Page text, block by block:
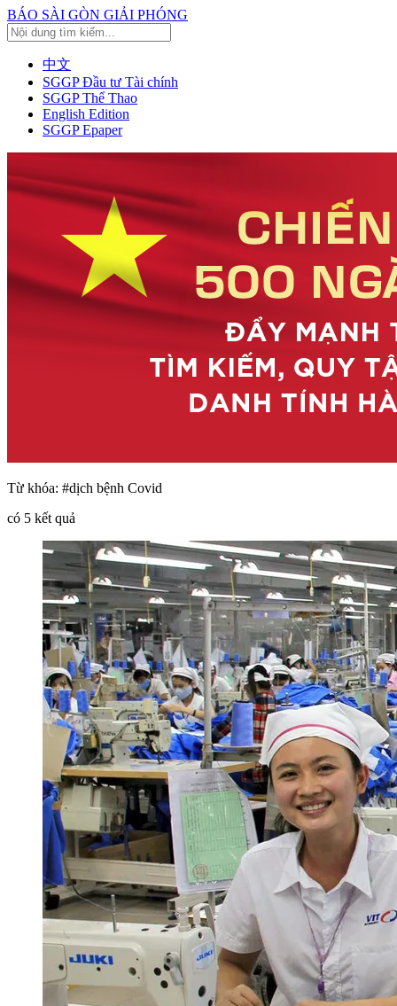
BÁO SÀI GÒN GIẢI PHÓNG
中文
SGGP Đầu tư Tài chính
SGGP Thể Thao
English Edition
SGGP Epaper
Từ khóa: #dịch bệnh Covid
có 5 kết quả